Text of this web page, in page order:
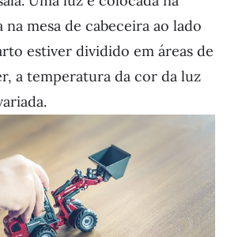
mesa de cabeceira ao lado
estiver dividido em áreas de
a temperatura da cor da luz